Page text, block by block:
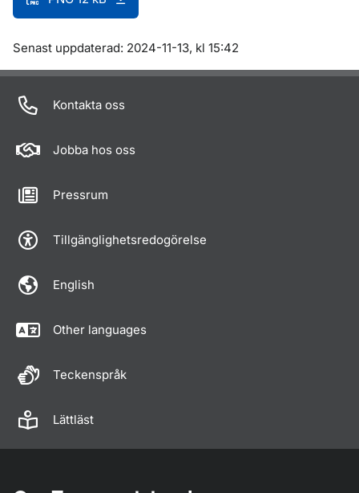
Om sidan
Senast uppdaterad: 2024-11-13, kl 15:42
Kontakta oss
Jobba hos oss
Pressrum
Tillgänglighetsredogörelse
English
Other languages
Teckenspråk
Lättläst